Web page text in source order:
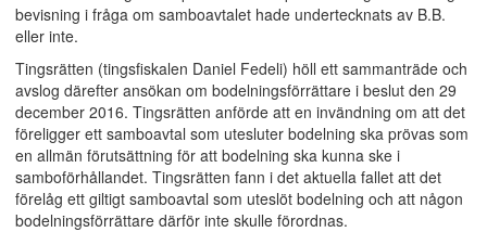
bevisning i fråga om samboavtalet hade undertecknats av B.B.
eller inte.
Tingsrätten (tingsfiskalen Daniel Fedeli) höll ett sammanträde och
avslog därefter ansökan om bodelningsförrättare i beslut den 29
december 2016. Tingsrätten anförde att en invändning om att det
föreligger ett samboavtal som utesluter bodelning ska prövas som
en allmän förutsättning för att bodelning ska kunna ske i
samboförhållandet. Tingsrätten fann i det aktuella fallet att det
förelåg ett giltigt samboavtal som uteslöt bodelning och att någon
bodelningsförrättare därför inte skulle förordnas.